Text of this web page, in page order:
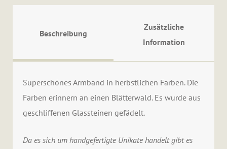
Beschreibung
Zusätzliche
Information
Superschönes Armband in herbstlichen Farben. Die
Farben erinnern an einen Blätterwald. Es wurde aus
geschliffenen Glassteinen gefädelt.
Da es sich um handgefertigte Unikate handelt gibt es